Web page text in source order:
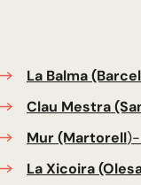
La Balma
Clau Mestra
Mur (Martorell)-
La Xicoira